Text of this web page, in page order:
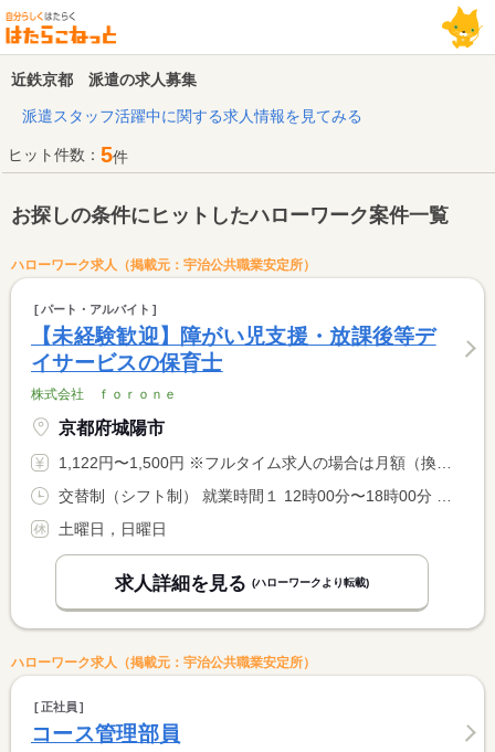
近鉄京都 派遣の求人募集
派遣スタッフ活躍中に関する求人情報を見てみる
ヒット件数： 5件
お探しの条件にヒットしたハローワーク案件一覧
ハローワーク求人（掲載元：宇治公共職業安定所）
パート・アルバイト
【未経験歓迎】障がい児支援・放課後等デ
イサービスの保育士
株式会社 ｆｏｒｏｎｅ
京都府城陽市
1,122円〜1,500円 ※フルタイム求人の場合は月額（換算額）、パート求人の場合は時間額を表示しています。
土曜日，日曜日
求人詳細を見る (ハローワークより転載)
ハローワーク求人（掲載元：宇治公共職業安定所）
正社員
コース管理部員